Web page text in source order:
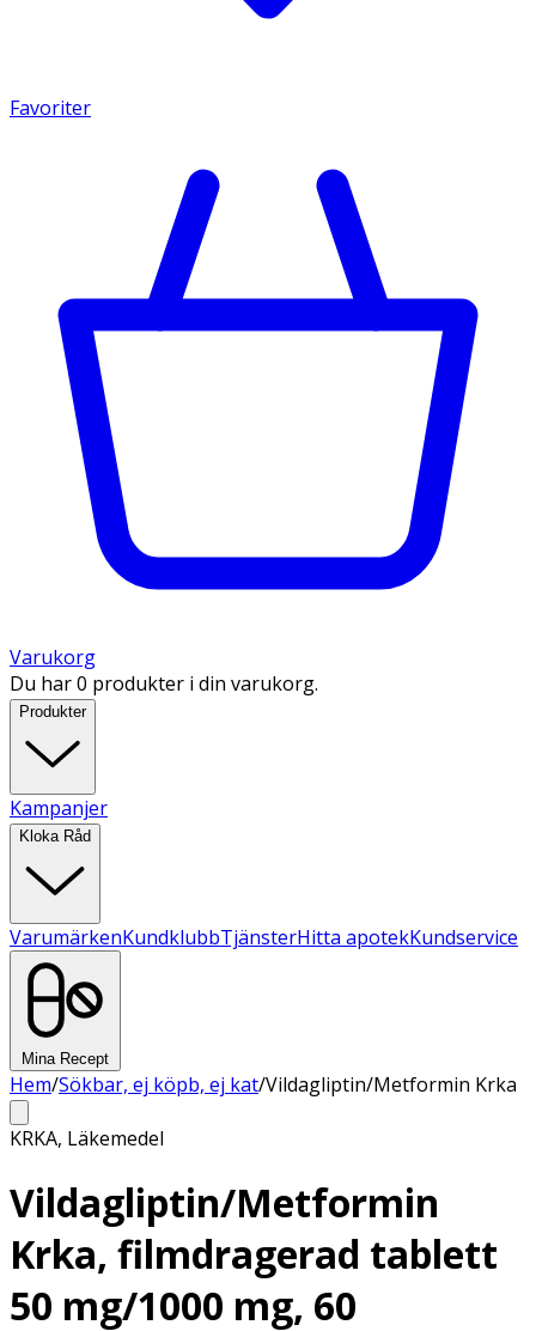
Favoriter
Varukorg
Du har 0 produkter i din varukorg.
Produkter
Kampanjer
Kloka Råd
VarumärkenKundklubbTjänsterHitta apotekKundservice
Mina Recept
Hem/Sökbar, ej köpb, ej kat/Vildagliptin/Metformin Krka
KRKA, Läkemedel
Vildagliptin/Metformin
Krka, filmdragerad tablett
50 mg/1000 mg, 60